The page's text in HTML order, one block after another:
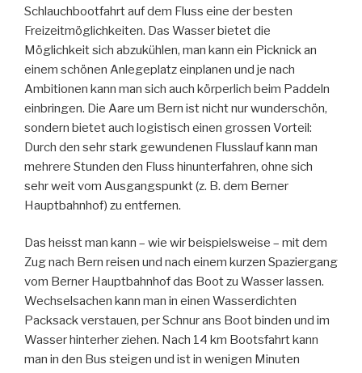
Schlauchbootfahrt auf dem Fluss eine der besten
Freizeitmöglichkeiten. Das Wasser bietet die
Möglichkeit sich abzukühlen, man kann ein Picknick an
einem schönen Anlegeplatz einplanen und je nach
Ambitionen kann man sich auch körperlich beim Paddeln
einbringen. Die Aare um Bern ist nicht nur wunderschön,
sondern bietet auch logistisch einen grossen Vorteil:
Durch den sehr stark gewundenen Flusslauf kann man
mehrere Stunden den Fluss hinunterfahren, ohne sich
sehr weit vom Ausgangspunkt (z. B. dem Berner
Hauptbahnhof) zu entfernen.
Das heisst man kann – wie wir beispielsweise – mit dem
Zug nach Bern reisen und nach einem kurzen Spaziergang
vom Berner Hauptbahnhof das Boot zu Wasser lassen.
Wechselsachen kann man in einen Wasserdichten
Packsack verstauen, per Schnur ans Boot binden und im
Wasser hinterher ziehen. Nach 14 km Bootsfahrt kann
man in den Bus steigen und ist in wenigen Minuten